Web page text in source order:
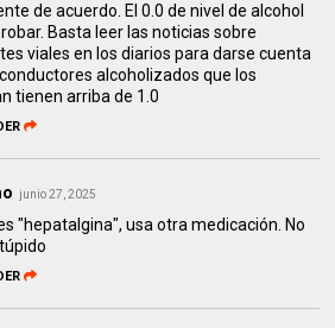
de acuerdo. El 0.0 de nivel de alcohol
Basta leer las noticias sobre
viales en los diarios para darse cuenta
alcoholizados que los
tienen arriba de 1.0
junio 27, 2025
"hepatalgina", usa otra medicación. No